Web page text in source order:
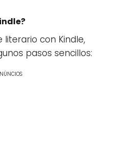
literario con Kindle,
pasos sencillos: